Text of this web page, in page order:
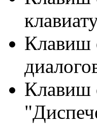
Клавиш
Клавиш